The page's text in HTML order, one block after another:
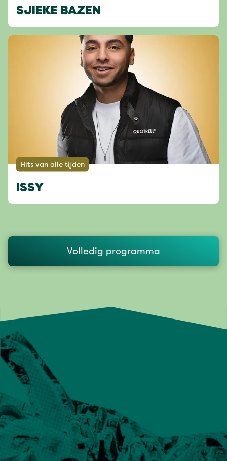
SJIEKE BAZEN
Hits van alle tijden
ISSY
Volledig programma